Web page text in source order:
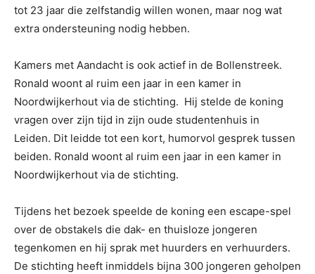
tot 23 jaar die zelfstandig willen wonen, maar nog wat
extra ondersteuning nodig hebben.
Kamers met Aandacht is ook actief in de Bollenstreek.
Ronald woont al ruim een jaar in een kamer in
Noordwijkerhout via de stichting. Hij stelde de koning
vragen over zijn tijd in zijn oude studentenhuis in
Leiden. Dit leidde tot een kort, humorvol gesprek tussen
beiden. Ronald woont al ruim een jaar in een kamer in
Noordwijkerhout via de stichting.
Tijdens het bezoek speelde de koning een escape-spel
over de obstakels die dak- en thuisloze jongeren
tegenkomen en hij sprak met huurders en verhuurders.
De stichting heeft inmiddels bijna 300 jongeren geholpen